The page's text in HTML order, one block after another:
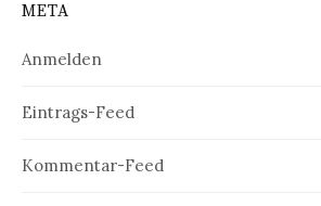
META
Anmelden
Eintrags-Feed
Kommentar-Feed